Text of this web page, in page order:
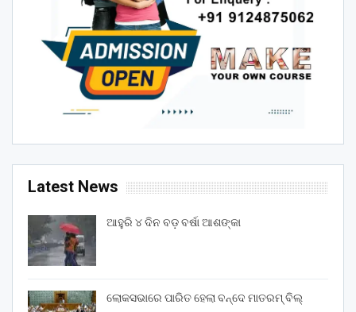
Latest News
ଆହୁରି ୪ ଦିନ ବଡ଼ ବର୍ଷା ଆଶଙ୍କା
ଲୋକସଭାରେ ପାରିତ ହେଲା ବନ୍ଦେ ମାତରମ୍‌ ବିଲ୍‌